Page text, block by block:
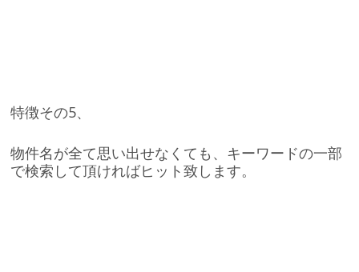
特徴その5、
物件名が全て思い出せなくても、キーワードの一部
で検索して頂ければヒット致します。